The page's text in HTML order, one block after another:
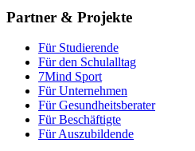
Partner & Projekte
Für Stu­die­rende
Für den Schulalltag
7Mind Sport
Für Unter­neh­men
Für Gesund­heits­be­ra­ter
Für Beschäftigte
Für Auszubildende